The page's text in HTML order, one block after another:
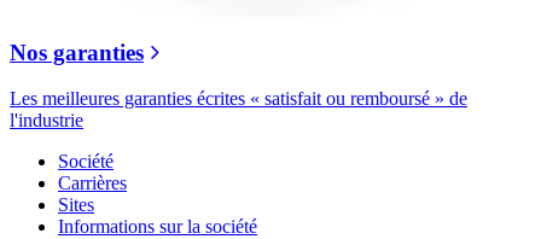
Nos garanties
Les meilleures garanties écrites « satisfait ou remboursé » de
l'industrie
Société
Carrières
Sites
Informations sur la société